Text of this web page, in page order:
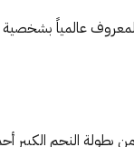
النجم الكبير